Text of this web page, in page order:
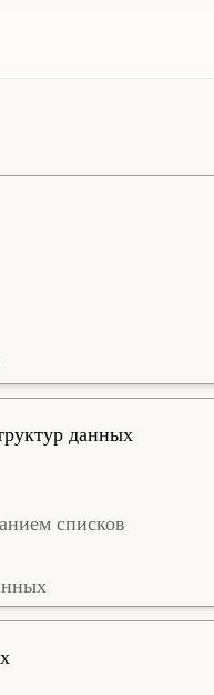
данных
списков